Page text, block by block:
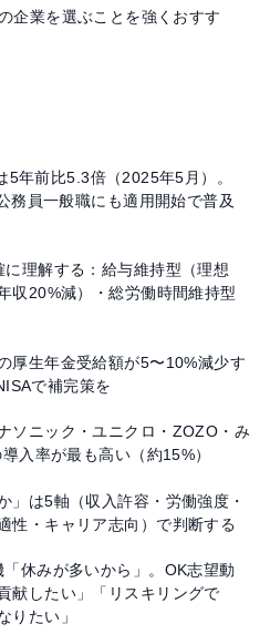
企業を選ぶことを強くおすす
年前比5.3倍（2025年5月）。
務員一般職にも適用開始で普及
理解する：給与維持型（理想
収20%減）・総労働時間維持型
厚生年金受給額が5〜10%減少す
で補完策を
ソニック・ユニクロ・ZOZO・み
入率が最も高い（約15%）
」は5軸（収入許容・労働強度・
性・キャリア志向）で判断する
休みが多いから」。OK志望動
献したい」「リスキリングで
たい」